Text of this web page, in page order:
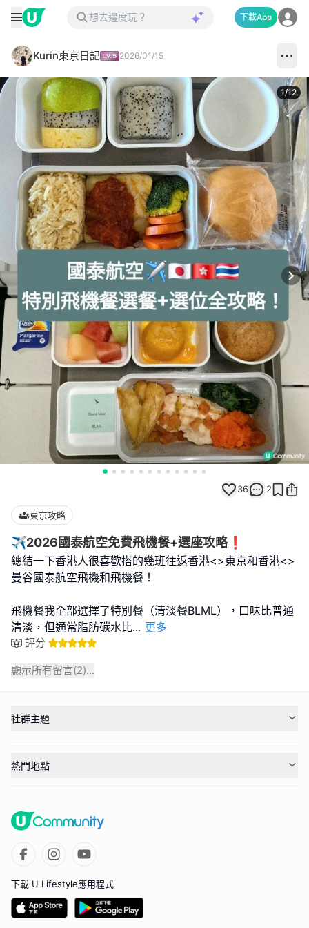
下載App
Kurin東京日記 2026/01/15
1/12
36 2
東京攻略
✈️2026國泰航空免費飛機餐+選座攻略❗️
總結一下香港人很喜歡搭的幾班往返香港<>東京和香港<>
曼谷國泰航空飛機和飛機餐！
飛機餐我全部選擇了特別餐（清淡餐BLML），口味比普通
清淡，但通常脂肪碳水比... 更多
評分
顯示所有留言(2)...
社群主題
熱門地點
下載 U Lifestyle應用程式